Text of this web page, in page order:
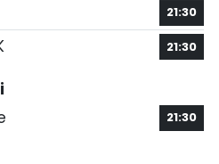
21:30
21:30
21:30